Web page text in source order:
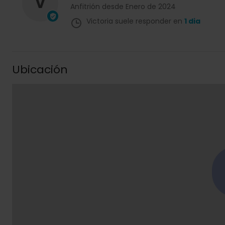
Anfitrión desde Enero de 2024
Victoria suele responder en 1 dia
Ubicación